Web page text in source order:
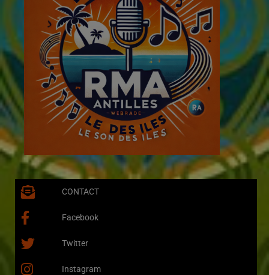
CONTACT
Facebook
Twitter
Instagram